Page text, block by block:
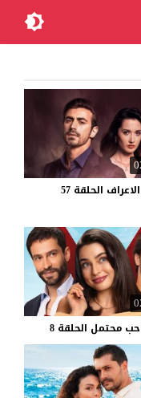
الاعراف الحلقة 57
حب محتمل الحلقة 8